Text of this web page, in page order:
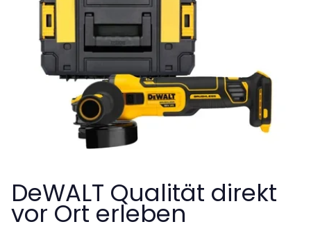
DeWALT Qualität direkt
vor Ort erleben